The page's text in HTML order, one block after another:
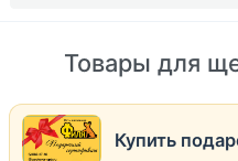
Товары для
Купить